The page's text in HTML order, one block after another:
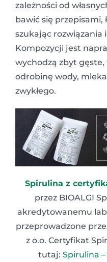
zależności od
bawić się przepisami,
szukając rozwiązania
Kompozycji jest
wychodzą zbyt
odrobinę wody,
zwykłego.
Spirulina z
przez BIOALGI
akredytowanemu
przeprowadzone
z o.o. Certyfikat
tutaj: Spirulina